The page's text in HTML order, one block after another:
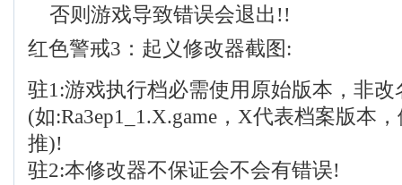
否则游戏导致错误会退出!!
红色警戒3：起义修改器截图:
驻1:游戏执行档必需使用原始版本，非改
(如:Ra3ep1_1.X.game，X代表档案版本
推)!
驻2:本修改器不保证会不会有错误!